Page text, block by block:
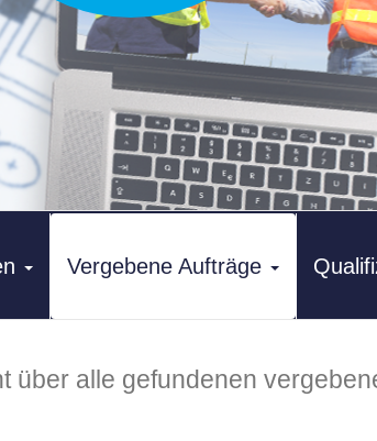
Vergebene Aufträge
über alle gefundenen